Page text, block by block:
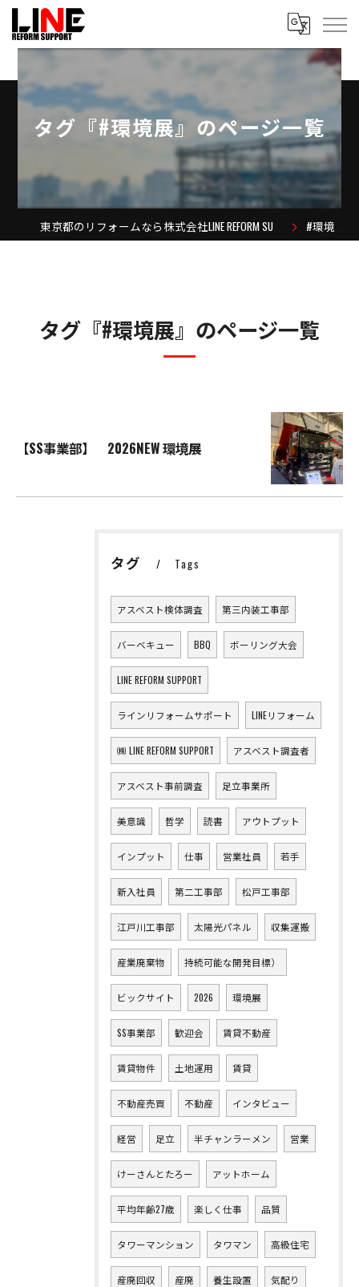
タグ『#環境展』のページ一覧
#環境展
タグ『#環境展』のページ一覧
【SS事業部】 2026NEW 環境展
タグ Tags
アスベスト検体調査 第三内装工事部
バーベキュー BBQ ボーリング大会
LINE REFORM SUPPORT
ラインリフォームサポート LINEリフォーム
㈱ LINE REFORM SUPPORT アスベスト調査者
アスベスト事前調査 足立事業所
美意識 哲学 読書 アウトプット
インプット 仕事 営業社員 若手
新入社員 第二工事部 松戸工事部
江戸川工事部 太陽光パネル 収集運搬
産業廃棄物 持続可能な開発目標）
ビックサイト 2026 環境展
SS事業部 歓迎会 賃貸不動産
賃貸物件 土地運用 賃貸
不動産売買 不動産 インタビュー
経営 足立 半チャンラーメン 営業
けーさんとたろー アットホーム
平均年齢27歳 楽しく仕事 品質
タワーマンション タワマン 高級住宅
産廃回収 産廃 養生設置 気配り